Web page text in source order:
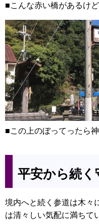
■こんな赤い橋があるけど
■この上のぼってったら
平安から続く
境内へと続く参道は木々
は清々しい気配に満ちて